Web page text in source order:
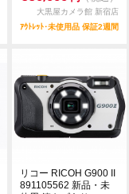
大黒屋カメラ館 新宿店
ｱｳﾄﾚｯﾄ･未使用品 保証2週間
リコー RICOH G900 II
891105562 新品・未